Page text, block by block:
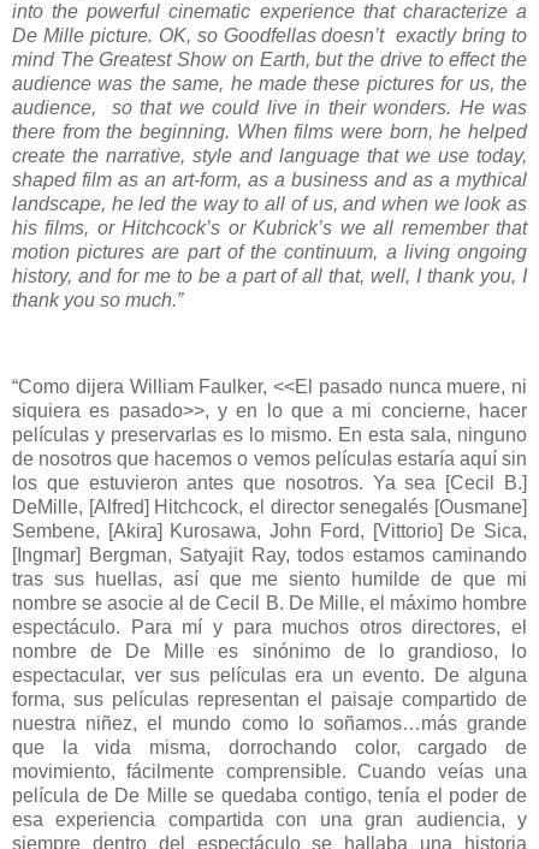
into the powerful cinematic experience that characterize a
De Mille picture. OK, so Goodfellas doesn’t exactly bring to
mind The Greatest Show on Earth, but the drive to effect the
audience was the same, he made these pictures for us, the
audience, so that we could live in their wonders. He was
there from the beginning. When films were born, he helped
create the narrative, style and language that we use today,
shaped film as an art-form, as a business and as a mythical
landscape, he led the way to all of us, and when we look as
his films, or Hitchcock’s or Kubrick’s we all remember that
motion pictures are part of the continuum, a living ongoing
history, and for me to be a part of all that, well, I thank you, I
thank you so much.”
“Como dijera William Faulker, <<El pasado nunca muere, ni
siquiera es pasado>>, y en lo que a mi concierne, hacer
películas y preservarlas es lo mismo. En esta sala, ninguno
de nosotros que hacemos o vemos películas estaría aquí sin
los que estuvieron antes que nosotros. Ya sea [Cecil B.]
DeMille, [Alfred] Hitchcock, el director senegalés [Ousmane]
Sembene, [Akira] Kurosawa, John Ford, [Vittorio] De Sica,
[Ingmar] Bergman, Satyajit Ray, todos estamos caminando
tras sus huellas, así que me siento humilde de que mi
nombre se asocie al de Cecil B. De Mille, el máximo hombre
espectáculo. Para mí y para muchos otros directores, el
nombre de De Mille es sinónimo de lo grandioso, lo
espectacular, ver sus películas era un evento. De alguna
forma, sus películas representan el paisaje compartido de
nuestra niñez, el mundo como lo soñamos…más grande
que la vida misma, dorrochando color, cargado de
movimiento, fácilmente comprensible. Cuando veías una
película de De Mille se quedaba contigo, tenía el poder de
esa experiencia compartida con una gran audiencia, y
siempre dentro del espectáculo se hallaba una historia